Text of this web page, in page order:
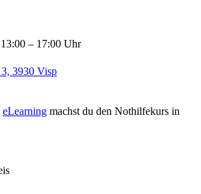
13:00 – 17:00 Uhr
3930 Visp
eLearning machst du den Nothilfekurs in